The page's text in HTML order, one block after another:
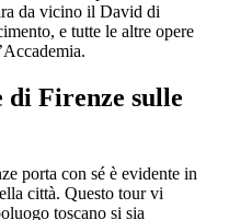
da vicino il David di
e tutte le altre opere
di Firenze sulle
porta con sé è evidente in
città. Questo tour vi
toscano si sia